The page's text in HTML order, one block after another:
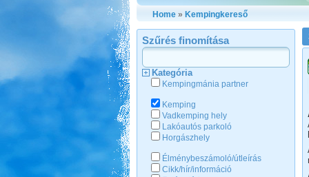
Home» Kempingkereső
Szűrés finomítása
Kategória
Kempingmánia partner
Kemping
Vadkemping hely
Lakóautós parkoló
Horgászhely
Élménybeszámoló/útleírás
Cikk/hír/információ